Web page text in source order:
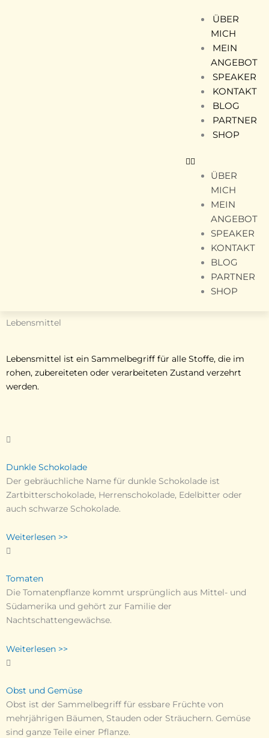
ÜBER
MICH
MEIN
ANGEBOT
SPEAKER
KONTAKT
BLOG
PARTNER
SHOP
ÜBER
MICH
MEIN
ANGEBOT
SPEAKER
KONTAKT
BLOG
PARTNER
SHOP
Lebensmittel
Lebensmittel ist ein Sammelbegriff für alle Stoffe, die im
rohen, zubereiteten oder verarbeiteten Zustand verzehrt
werden.
Dunkle Schokolade
Der gebräuchliche Name für dunkle Schokolade ist
Zartbitterschokolade, Herrenschokolade, Edelbitter oder
auch schwarze Schokolade.
Weiterlesen >>
Tomaten
Die Tomatenpflanze kommt ursprünglich aus Mittel- und
Südamerika und gehört zur Familie der
Nachtschattengewächse.
Weiterlesen >>
Obst und Gemüse
Obst ist der Sammelbegriff für essbare Früchte von
mehrjährigen Bäumen, Stauden oder Sträuchern. Gemüse
sind ganze Teile einer Pflanze.